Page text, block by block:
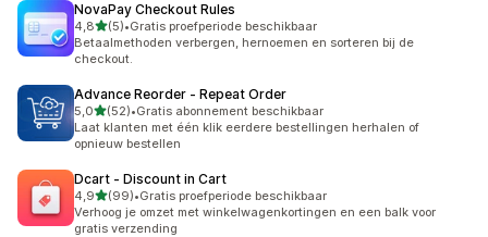
NovaPay Checkout Rules
4,8van 5 sterren
(5)
5 recensies in totaal
•Gratis proefperiode beschikbaar
Betaalmethoden verbergen, hernoemen en sorteren bij de
checkout.
Advance Reorder ‑ Repeat Order
5,0van 5 sterren
(52)
52 recensies in totaal
•Gratis abonnement beschikbaar
Laat klanten met één klik eerdere bestellingen herhalen of
opnieuw bestellen
Dcart ‑ Discount in Cart
4,9van 5 sterren
(99)
99 recensies in totaal
•Gratis proefperiode beschikbaar
Verhoog je omzet met winkelwagenkortingen en een balk voor
gratis verzending